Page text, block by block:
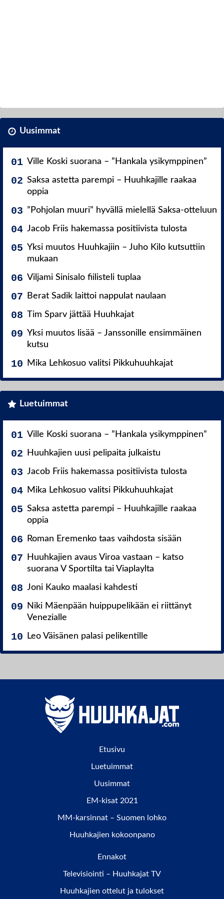
Uusimmat
Ville Koski suorana – ”Hankala ysikymppinen”
Saksa astetta parempi – Huuhkajille raakaa
oppia
”Pohjolan muuri” hyvällä mielellä Saksa-otteluun
Jacob Friis hakemassa positiivista tulosta
Yksi muutos Huuhkajiin – Juho Kilo kutsuttiin
mukaan
Viljami Sinisalo fiilisteli tuplaa
Berat Sadik laittoi nappulat naulaan
Tim Sparv jättää Huuhkajat
Yksi muutos lisää – Janssonille ensimmäinen
kutsu
Mika Lehkosuo valitsi Pikkuhuuhkajat
Luetuimmat
Ville Koski suorana – ”Hankala ysikymppinen”
Huuhkajien uusi pelipaita julkaistu
Jacob Friis hakemassa positiivista tulosta
Mika Lehkosuo valitsi Pikkuhuuhkajat
Saksa astetta parempi – Huuhkajille raakaa
oppia
Roman Eremenko taas vaihdosta sisään
Huuhkajien avaus Viroa vastaan – katso
suorana V Sportilta tai Viaplaylta
Joni Kauko maalasi kahdesti
Niki Mäenpään huippupelikään ei riittänyt
Venezialle
Leo Väisänen palasi pelikentille
Etusivu
Luetuimmat
Uusimmat
EM-kisat 2021
MM-karsinnat – Suomen lohko
Huuhkajien kokoonpano
Ennakot
Televisiointi – Huuhkajat TV
Huuhkajien ottelut ja tulokset